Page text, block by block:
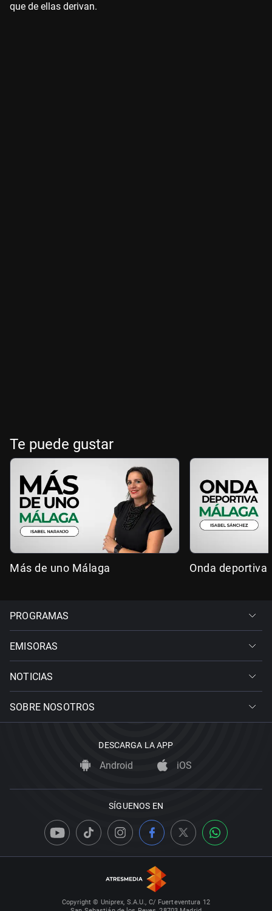
que de ellas derivan.
Te puede gustar
Más de uno Málaga Onda deportiva
PROGRAMAS
EMISORAS
NOTICIAS
SOBRE NOSOTROS
DESCARGA LA APP
Android iOS
SÍGUENOS EN
Copyright © Uniprex, S.A.U., C/ Fuerteventura 12